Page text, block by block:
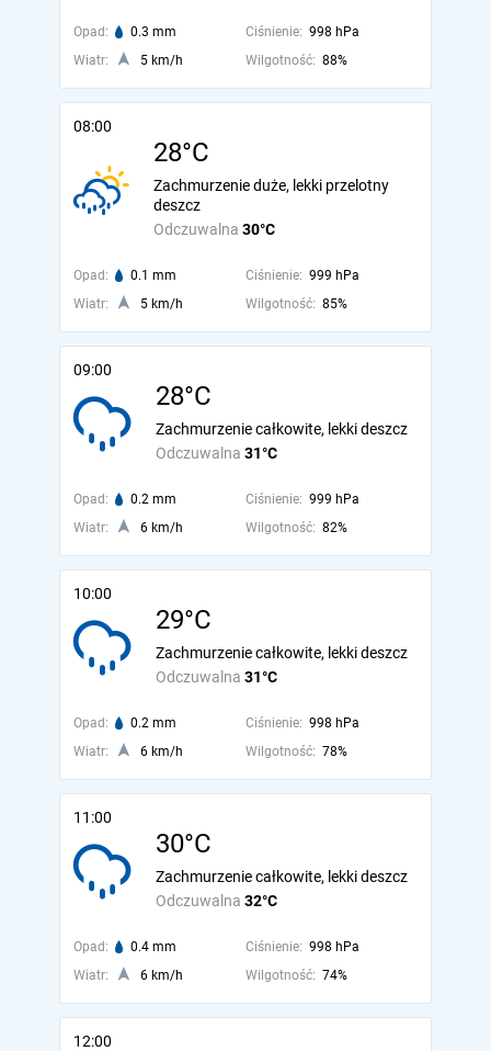
Opad: 0.3 mm Ciśnienie: 998 hPa
Wiatr:
5 km/h Wilgotność: 88%
08:00
28°C
Odczuwalna 30°C
Zachmurzenie duże, lekki przelotny
deszcz
Opad: 0.1 mm Ciśnienie: 999 hPa
Wiatr:
5 km/h Wilgotność: 85%
09:00
28°C
Odczuwalna 31°C
Zachmurzenie całkowite, lekki deszcz
Opad: 0.2 mm Ciśnienie: 999 hPa
Wiatr:
6 km/h Wilgotność: 82%
10:00
29°C
Odczuwalna 31°C
Zachmurzenie całkowite, lekki deszcz
Opad: 0.2 mm Ciśnienie: 998 hPa
Wiatr:
6 km/h Wilgotność: 78%
11:00
30°C
Odczuwalna 32°C
Zachmurzenie całkowite, lekki deszcz
Opad: 0.4 mm Ciśnienie: 998 hPa
Wiatr:
6 km/h Wilgotność: 74%
12:00